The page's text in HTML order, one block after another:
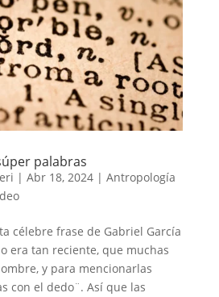
palabras
| Abr 18, 2024| Antropología
célebre frase de Gabriel García
era tan reciente, que muchas
y para mencionarlas
con el dedo¨. Así que las